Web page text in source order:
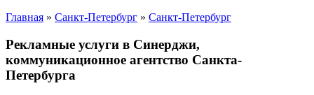
Главная » Санкт-Петербург » Санкт-Петербург
Рекламные услуги в Синерджи,
коммуникационное агентство Санкта-
Петербурга